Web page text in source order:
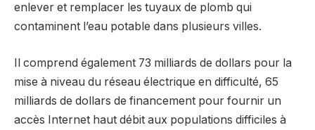
enlever et remplacer les tuyaux de plomb qui
contaminent l’eau potable dans plusieurs villes.
Il comprend également 73 milliards de dollars pour la
mise à niveau du réseau électrique en difficulté, 65
milliards de dollars de financement pour fournir un
accès Internet haut débit aux populations difficiles à